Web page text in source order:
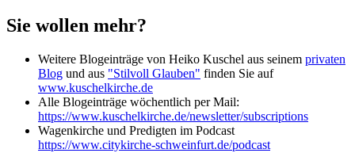
Sie wollen mehr?
Weitere Blogeinträge von Heiko Kuschel aus seinem privaten
Blog und aus "Stilvoll Glauben" finden Sie auf
www.kuschelkirche.de
Alle Blogeinträge wöchentlich per Mail:
https://www.kuschelkirche.de/newsletter/subscriptions
Wagenkirche und Predigten im Podcast
https://www.citykirche-schweinfurt.de/podcast